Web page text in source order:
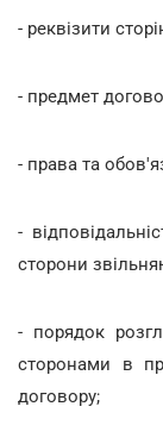
- реквізити
- предмет
- права та
-
сторони
- порядок
сторонами в
договору;